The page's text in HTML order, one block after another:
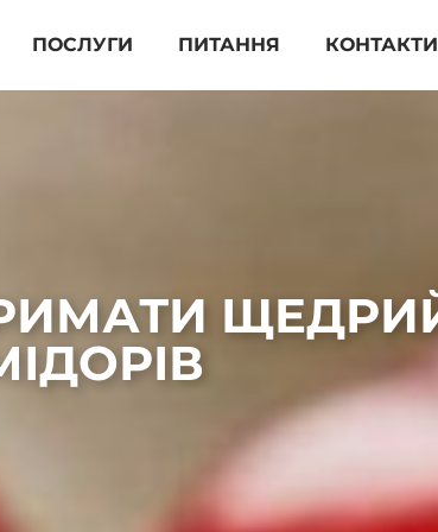
ПОСЛУГИ ПИТАННЯ КОНТАКТИ